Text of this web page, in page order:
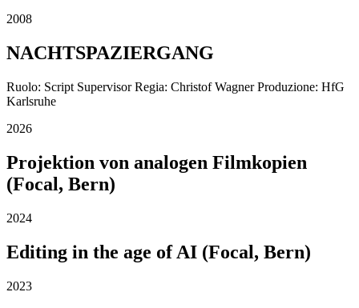
2008
NACHTSPAZIERGANG
Ruolo: Script Supervisor Regia: Christof Wagner Produzione: HfG
Karlsruhe
2026
Projektion von analogen Filmkopien
(Focal, Bern)
2024
Editing in the age of AI (Focal, Bern)
2023